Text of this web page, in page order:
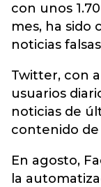
con unos
mes, ha sido
noticias
Twitter, con
usuarios
noticias de
contenido
En agosto,
la